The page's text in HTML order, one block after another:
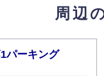
の個人情報開示の請求があ
に誤りがあり、ご本人から
内教育
情報の取り扱いについての
周辺
パーキング